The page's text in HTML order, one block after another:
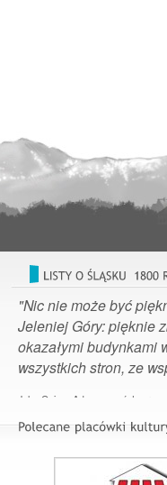
"Nic nie może być
Jeleniej Góry: pięknie
okazałymi budynkami
wszystkich stron, ze
John Quincy Adams – szósty